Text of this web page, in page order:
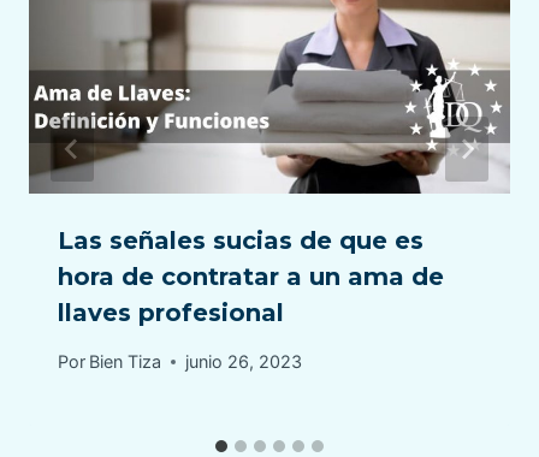
Las señales sucias de que es
hora de contratar a un ama de
llaves profesional
Por Bien Tiza junio 26, 2023